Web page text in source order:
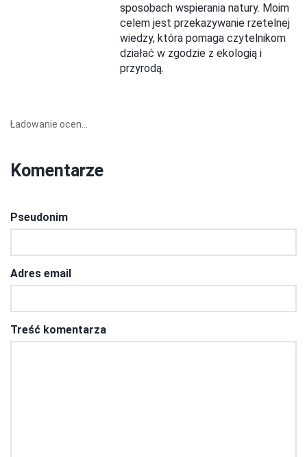
sposobach wspierania natury. Moim
celem jest przekazywanie rzetelnej
wiedzy, która pomaga czytelnikom
działać w zgodzie z ekologią i
przyrodą.
Ładowanie ocen...
Komentarze
Pseudonim
Adres email
Treść komentarza